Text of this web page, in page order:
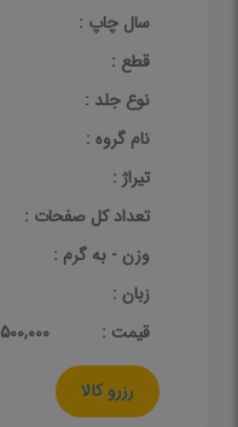
سال چاپ :
قطع :
نوع جلد :
نام گروه :
تیراژ :
تعداد کل صفحات :
وزن - به گرم :
زبان :
قيمت :
500,000 ریال
رزرو کالا